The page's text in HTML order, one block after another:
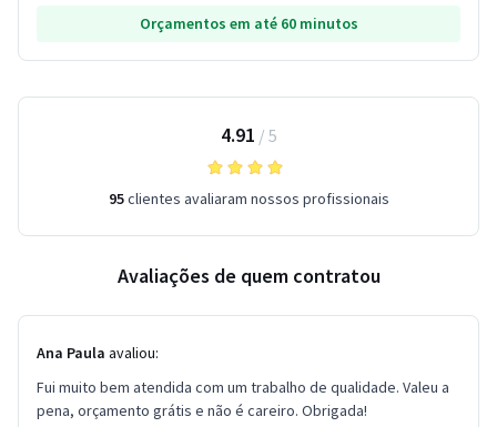
Orçamentos em até 60 minutos
4.91 / 5
95clientes avaliaram nossos profissionais
Avaliações de quem contratou
Ana Paula avaliou:
Fui muito bem atendida com um trabalho de qualidade. Valeu a
pena, orçamento grátis e não é careiro. Obrigada!